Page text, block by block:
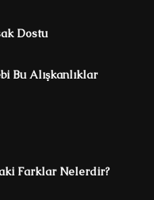
Dostu
Bu Alışkanlıklar
Farklar Nelerdir?